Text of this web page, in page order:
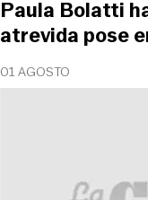
01 AGOSTO
Paula Bolatti
atrevida pose